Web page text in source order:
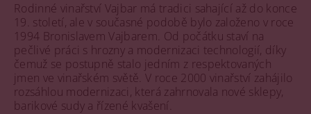
Rodinné vinařství Vajbar má tradici sahající až do konce
19. století, ale v současné podobě bylo založeno v roce
1994 Bronislavem Vajbarem. Od počátku staví na
pečlivé práci s hrozny a modernizaci technologií, díky
čemuž se postupně stalo jedním z respektovaných
jmen ve vinařském světě. V roce 2000 vinařství zahájilo
rozsáhlou modernizaci, která zahrnovala nové sklepy,
barikové sudy a řízené kvašení.